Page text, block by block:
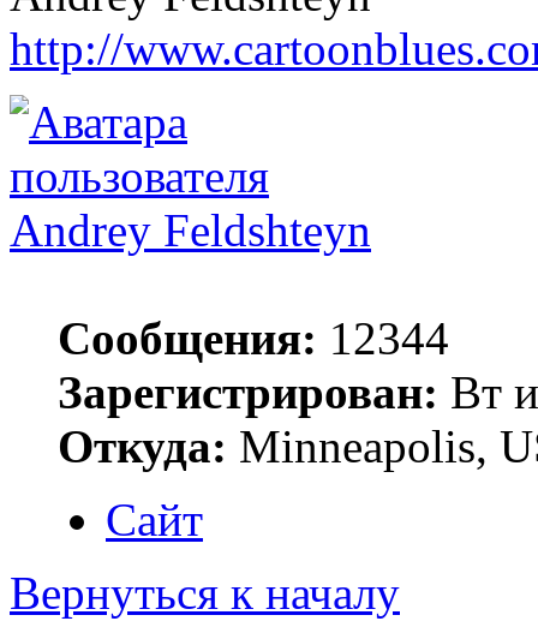
http://
Andrey Feldshteyn
Сообщения: 12344
Зарегистрирован: Вт
Откуда: Minneapolis,
Сайт
Вернуться к началу